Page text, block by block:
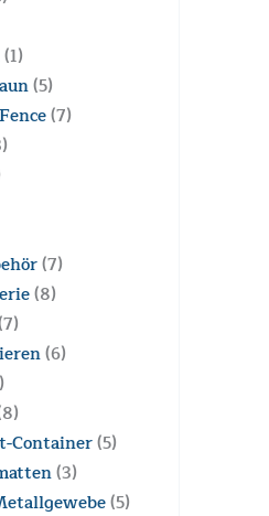
(1)
(5)
(7)
(7)
(8)
(6)
Container(5)
(3)
(5)